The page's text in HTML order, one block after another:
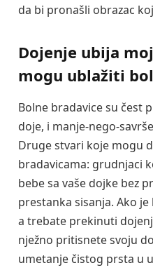
da bi pronašli obrazac
Dojenje ubija
mogu ublažiti
Bolne bradavice su čest
doje, i manje-nego-
Druge stvari koje mogu
bradavicama: grudnjaci
bebe sa vaše dojke bez
prestanka sisanja. Ako je
a trebate prekinuti
nježno pritisnete svoju
umetanje čistog prsta u